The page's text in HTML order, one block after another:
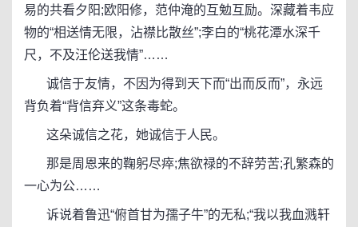
易的共看夕阳;欧阳修，范仲淹的互勉互励。深藏着韦应
物的“相送情无限，沾襟比散丝”;李白的“桃花潭水深千
尺，不及汪伦送我情”……
诚信于友情，不因为得到天下而“出而反而”，永远
背负着“背信弃义”这条毒蛇。
这朵诚信之花，她诚信于人民。
那是周恩来的鞠躬尽瘁;焦欲禄的不辞劳苦;孔繁森的
一心为公……
诉说着鲁迅“俯首甘为孺子牛”的无私;“我以我血溅轩